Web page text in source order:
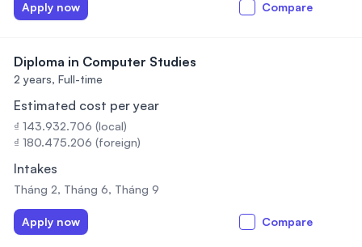
Apply now Compare
Diploma in Computer Studies
2 years, Full-time
Estimated cost per year
₫ 143.932.706 (local)
₫ 180.475.206 (foreign)
Intakes
Tháng 2, Tháng 6, Tháng 9
Apply now Compare